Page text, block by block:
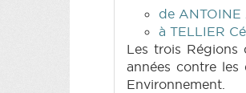
de ANTOINE
à TELLIER
Les trois
années contre
Environnement.